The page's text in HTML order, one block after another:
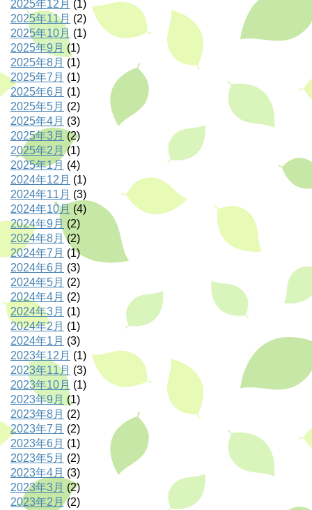
2025年12月 (1)
2025年11月 (2)
2025年10月 (1)
2025年9月 (1)
2025年8月 (1)
2025年7月 (1)
2025年6月 (1)
2025年5月 (2)
2025年4月 (3)
2025年3月 (2)
2025年2月 (1)
2025年1月 (4)
2024年12月 (1)
2024年11月 (3)
2024年10月 (4)
2024年9月 (2)
2024年8月 (2)
2024年7月 (1)
2024年6月 (3)
2024年5月 (2)
2024年4月 (2)
2024年3月 (1)
2024年2月 (1)
2024年1月 (3)
2023年12月 (1)
2023年11月 (3)
2023年10月 (1)
2023年9月 (1)
2023年8月 (2)
2023年7月 (2)
2023年6月 (1)
2023年5月 (2)
2023年4月 (3)
2023年3月 (2)
2023年2月(2)